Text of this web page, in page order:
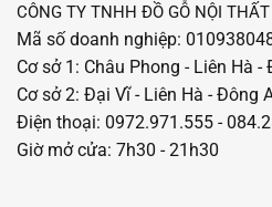
CÔNG TY TNHH ĐỒ GỖ NỘI
Mã số doanh nghiệp:
Cơ sở 1: Châu Phong - Liên Hà -
Cơ sở 2: Đại Vĩ - Liên Hà - Đông
Điện thoại: 0972.971.555 -
Giờ mở cửa: 7h30 - 21h30